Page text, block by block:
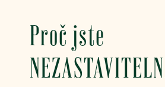
Proč jste